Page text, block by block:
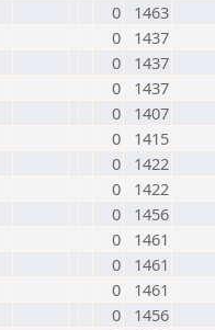
0
1463
0
1437
0
1437
0
1437
0
1407
0
1415
0
1422
0
1422
0
1456
0
1461
0
1461
0
1461
0
1456